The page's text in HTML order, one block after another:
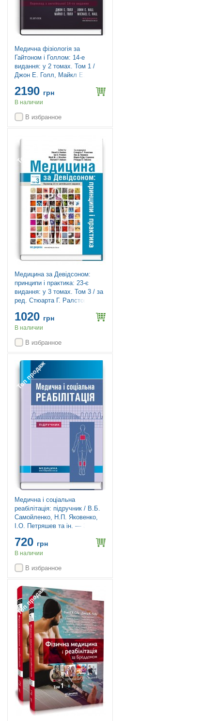
Медична фізіологія за
Гайтоном і Голлом: 14-е
видання: у 2 томах. Том 1 /
Джон Е. Голл, Майкл Е. Голл
2190 грн
В наличии
В избранное
Топ продаж
Медицина за Девідсоном:
принципи і практика: 23-є
видання: у 3 томах. Том 3 / за
ред. Стюарта Г. Ралстона, Яна
Стрекена, Річарда П. Гобсона
1020 грн
В наличии
В избранное
Топ продаж
Медична і соціальна
реабілітація: підручник / В.Б.
Самойленко, Н.П. Яковенко,
І.О. Петряшев та ін. — 3-є
720 грн
В наличии
В избранное
Топ продаж